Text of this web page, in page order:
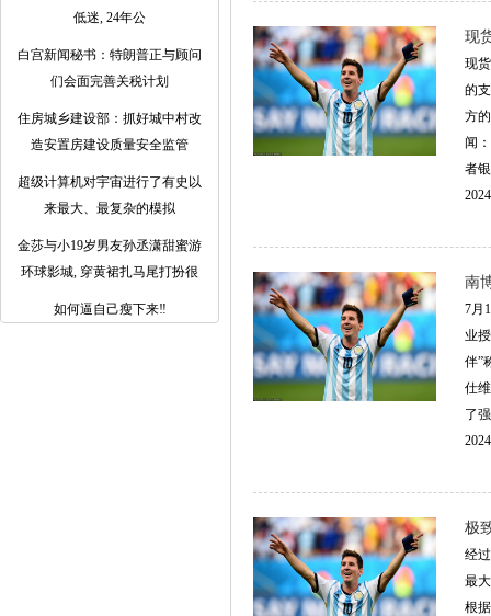
低迷, 24年公
白宫新闻秘书：特朗普正与顾问
们会面完善关税计划
住房城乡建设部：抓好城中村改
造安置房建设质量安全监管
超级计算机对宇宙进行了有史以
来最大、最复杂的模拟
金莎与小19岁男友孙丞潇甜蜜游
环球影城, 穿黄裙扎马尾打扮很
如何逼自己瘦下来‼️
现
现
的
方
闻
者
南
7月
业
伴”
仕
了
极
经
最
根